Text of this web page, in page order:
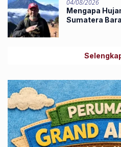
04/08/2026
Mengapa
Sumatera